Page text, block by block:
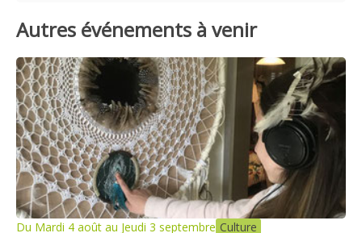
Autres événements à venir
Du Mardi 4 août au Jeudi 3 septembre Culture